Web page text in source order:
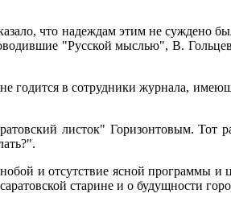
что надеждам этим не суждено
"Русской мыслью", В.
годится в сотрудники журнала,
листок" Горизонтовым. Тот
и отсутствие ясной программы и
старине и о будущности